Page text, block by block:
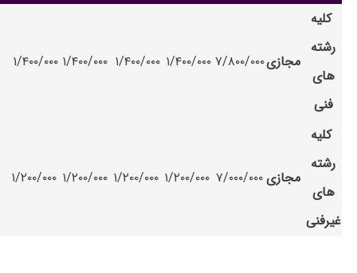
کلیه
رشته
های
فنی
مجازی۷/۸۰۰/۰۰۰ ۱/۴۰۰/۰۰۰ ۱/۴۰۰/۰۰۰ ۱/۴۰۰/۰۰۰ ۱/۴۰۰/۰۰۰
کلیه
رشته
های
غیرفنی
مجازی۷/۰۰۰/۰۰۰ ۱/۲۰۰/۰۰۰ ۱/۲۰۰/۰۰۰ ۱/۲۰۰/۰۰۰ ۱/۲۰۰/۰۰۰